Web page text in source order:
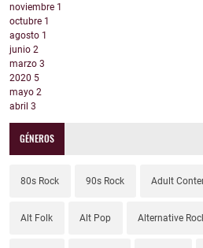
noviembre 1
octubre 1
agosto 1
junio 2
marzo 3
2020 5
mayo 2
abril 3
GÉNEROS
80s Rock 90s Rock Adult
Alt Folk Alt Pop Alternative